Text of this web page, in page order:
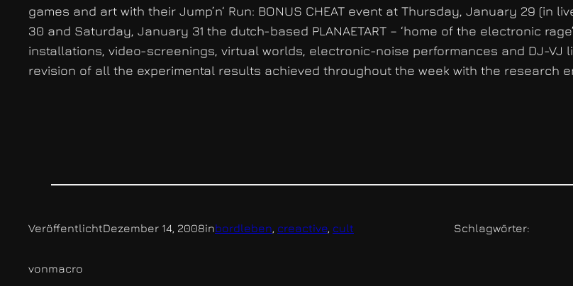
games and art with their Jump’n‘ Run: BONUS CHEAT event at Thursday, January 29 (in
30 and Saturday, January 31 the dutch-based PLANAETART – ‘home of the electronic
installations, video-screenings, virtual worlds, electronic-noise performances and DJ-VJ
revision of all the experimental results achieved throughout the week with the research
VeröffentlichtDezember 14, 2008inbordleben, creactive, cult
vonmacro
Schlagwörter: